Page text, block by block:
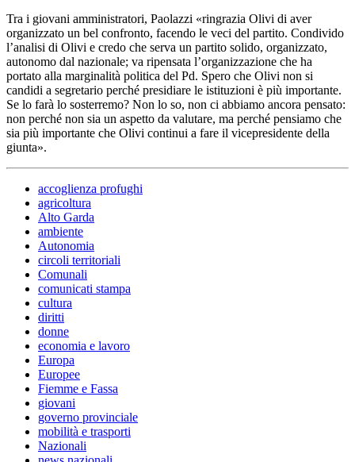
Tra i giovani amministratori, Paolazzi «ringrazia Olivi di aver
organizzato un bel confronto, facendo le veci del partito. Condivido
l’analisi di Olivi e credo che serva un partito solido, organizzato,
autonomo dal nazionale; va ripensata l’organizzazione che ha
portato alla marginalità politica del Pd. Spero che Olivi non si
candidi a segretario perché presidiare le istituzioni è più importante.
Se lo farà lo sosterremo? Non lo so, non ci abbiamo ancora pensato:
non perché non sia un aspetto da valutare, ma perché pensiamo che
sia più importante che Olivi continui a fare il vicepresidente della
giunta».
accoglienza profughi
agricoltura
Alto Garda
ambiente
Autonomia
circoli territoriali
Comunali
comunicati stampa
cultura
diritti
donne
economia e lavoro
Europa
Europee
Fiemme e Fassa
giovani
governo provinciale
mobilità e trasporti
Nazionali